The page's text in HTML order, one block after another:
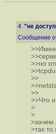
4. "не
Сообщение
>>но
>>
>>
>>Что
>
>
>зачем
>так то